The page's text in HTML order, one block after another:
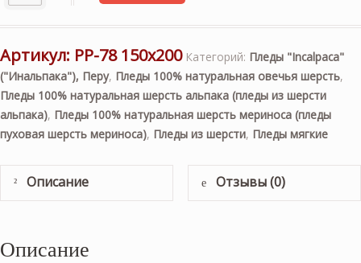
Артикул: PP-78 150х200 Категорий: Пледы "Incalpaca"
("Инальпака"), Перу, Пледы 100% натуральная овечья шерсть,
Пледы 100% натуральная шерсть альпака (пледы из шерсти
альпака), Пледы 100% натуральная шерсть мериноса (пледы
пуховая шерсть мериноса), Пледы из шерсти, Пледы мягкие
Описание Отзывы (0)
Описание